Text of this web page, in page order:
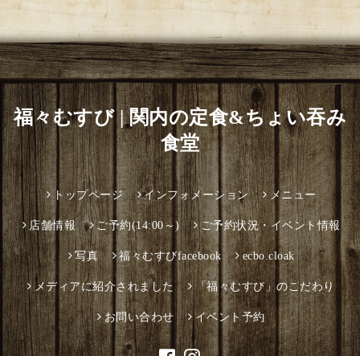
福々むすび | 関内の定食&ちょい吞み
食堂
トップページ インフォメーション メニュー
店舗情報 ご予約(14:00～) ご予約状況・イベント情報
写真 福々むすびfacebook ecbo.cloak
メディアに紹介されました 「福々むすび」のこだわり
お問い合わせ イベント予約